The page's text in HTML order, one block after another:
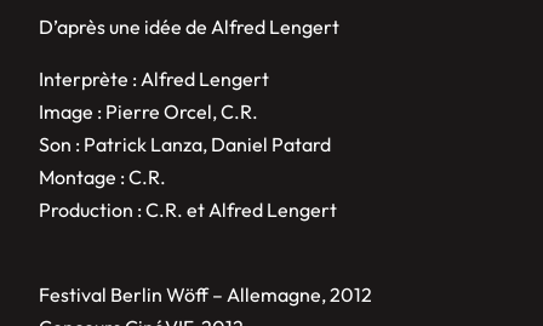
D’après une idée de Alfred Lengert
Interprète : Alfred Lengert
Image : Pierre Orcel, C.R.
Son : Patrick Lanza, Daniel Patard
Montage : C.R.
Production : C.R. et Alfred Lengert
Festival Berlin Wöff – Allemagne, 2012